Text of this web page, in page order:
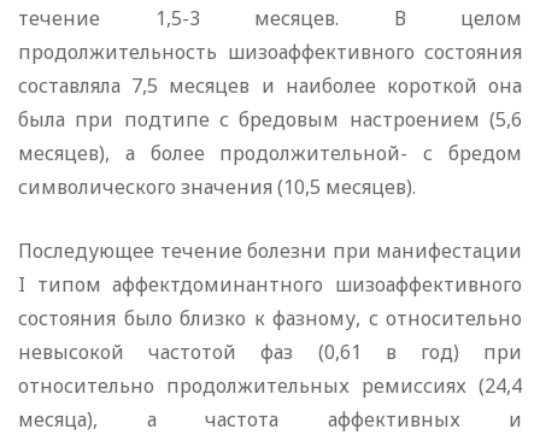
течение 1,5-3 месяцев. В целом
продолжительность шизоаффективного состояния
составляла 7,5 месяцев и наиболее короткой она
была при подтипе с бредовым настроением (5,6
месяцев), а более продолжительной- с бредом
символического значения (10,5 месяцев).
Последующее течение болезни при манифестации
I типом аффектдоминантного шизоаффективного
состояния было близко к фазному, с относительно
невысокой частотой фаз (0,61 в год) при
относительно продолжительных ремиссиях (24,4
месяца), а частота аффективных и